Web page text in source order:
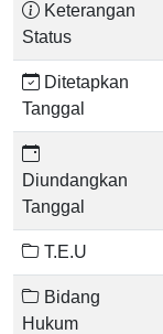
Keterangan
Status
Ditetapkan
Tanggal
Diundangkan
Tanggal
T.E.U
Bidang
Hukum